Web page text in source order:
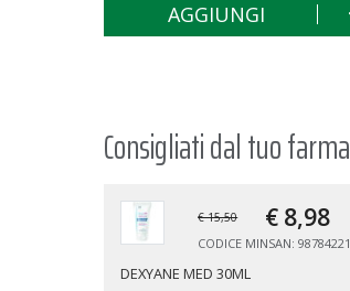
AGGIUNGI
Consigliati dal tuo
€ 15,50 € 8,98
CODICE MINSAN:
DEXYANE MED 30ML